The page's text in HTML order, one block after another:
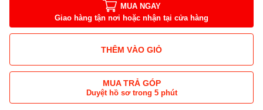
MUA NGAY
Giao hàng tận nơi hoặc nhận tại cửa hàng
THÊM VÀO GIỎ
MUA TRẢ GÓP
Duyệt hồ sơ trong 5 phút